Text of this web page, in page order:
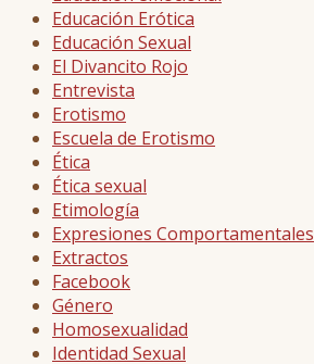
Educación Erótica
Educación Sexual
El Divancito Rojo
Entrevista
Erotismo
Escuela de Erotismo
Ética
Ética sexual
Etimología
Expresiones Comportamentales
Extractos
Facebook
Género
Homosexualidad
Identidad Sexual